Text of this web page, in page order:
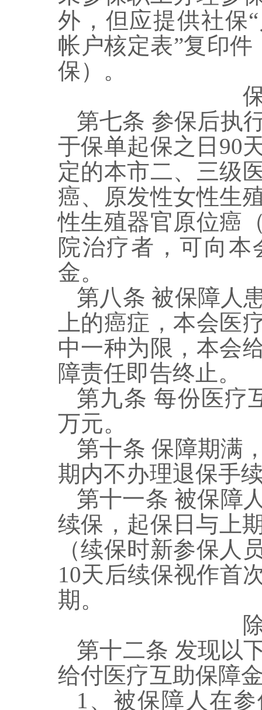
外，但应提供社保“
帐户核定表”复印件
保）。
第七条 参保后执
于保单起保之日 90
定的本市二、三级
癌、 原发性女性生
性生殖器官原位癌
院治疗者，可向
金。
第八条 被保障人
上的癌症，本会医
中一种为限，本会
障责任即告终止。
第九条 每份医疗
万元。
第十条 保障期满
期内不办理退保手
第十一条 被保障
续保，起保日与上
（续保时新参保人
10天后续保视作首
期。
第十二条 发现以
给付医疗互助保障
1 、 被保障人在